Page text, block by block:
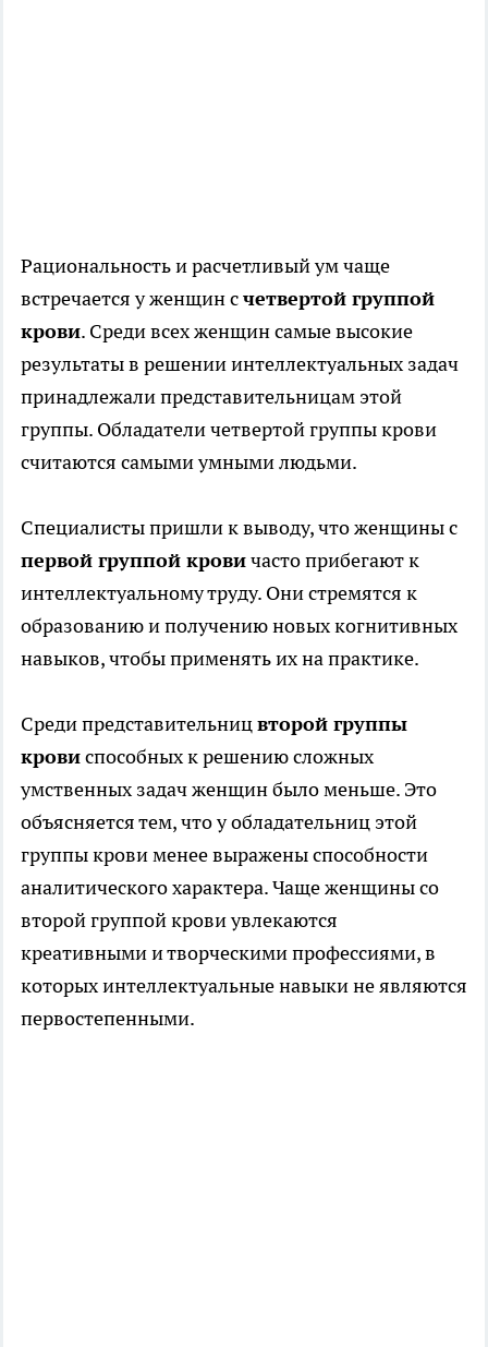
Рациональность и расчетливый ум чаще
встречается у женщин счетвертой группой
крови. Среди всех женщин самые высокие
результаты в решении интеллектуальных задач
принадлежали представительницам этой
группы. Обладатели четвертой группы крови
считаются самыми умными людьми.
Специалисты пришли к выводу, что женщины с
первой группой кровичасто прибегают к
интеллектуальному труду. Они стремятся к
образованию и получению новых когнитивных
навыков, чтобы применять их на практике.
Среди представительницвторой группы
кровиспособных к решению сложных
умственных задач женщин было меньше. Это
объясняется тем, что у обладательниц этой
группы крови менее выражены способности
аналитического характера. Чаще женщины со
второй группой крови увлекаются
креативными и творческими профессиями, в
которых интеллектуальные навыки не являются
первостепенными.